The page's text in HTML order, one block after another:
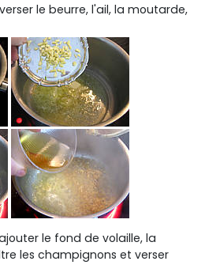
verser le beurre, l'ail, la moutarde,
le fond de volaille, la
les champignons et verser